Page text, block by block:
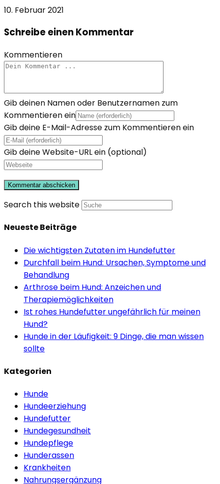
10. Februar 2021
Schreibe einen Kommentar
Kommentieren
Gib deinen Namen oder Benutzernamen zum
Kommentieren ein
Gib deine E-Mail-Adresse zum Kommentieren ein
Gib deine Website-URL ein (optional)
Search this website
Neueste Beiträge
Die wichtigsten Zutaten im Hundefutter
Durchfall beim Hund: Ursachen, Symptome und
Behandlung
Arthrose beim Hund: Anzeichen und
Therapiemöglichkeiten
Ist rohes Hundefutter ungefährlich für meinen
Hund?
Hunde in der Läufigkeit: 9 Dinge, die man wissen
sollte
Kategorien
Hunde
Hundeerziehung
Hundefutter
Hundegesundheit
Hundepflege
Hunderassen
Krankheiten
Nahrungsergänzung